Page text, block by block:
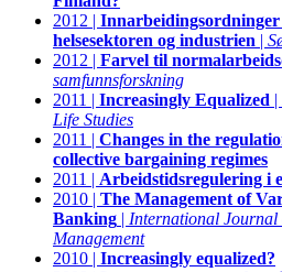
2012 |
helsesektoren og industrien |
2012 | Farvel til
samfunnsforskning
2011 | Increasingly Equalized |
Life Studies
2011 | Changes in the
collective bargaining regimes
2011 | Arbeidstidsregulering i
2010 | The Management of
Banking | International Journal
Management
2010 | Increasingly equalized?